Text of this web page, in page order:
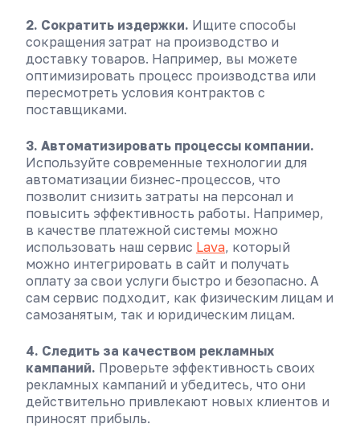
2. Сократить издержки. Ищите способы
сокращения затрат на производство и
доставку товаров. Например, вы можете
оптимизировать процесс производства или
пересмотреть условия контрактов с
поставщиками.
3. Автоматизировать процессы компании.
Используйте современные технологии для
автоматизации бизнес-процессов, что
позволит снизить затраты на персонал и
повысить эффективность работы. Например,
в качестве платежной системы можно
использовать наш сервис Lava, который
можно интегрировать в сайт и получать
оплату за свои услуги быстро и безопасно. А
сам сервис подходит, как физическим лицам и
самозанятым, так и юридическим лицам.
4. Следить за качеством рекламных
кампаний. Проверьте эффективность своих
рекламных кампаний и убедитесь, что они
действительно привлекают новых клиентов и
приносят прибыль.